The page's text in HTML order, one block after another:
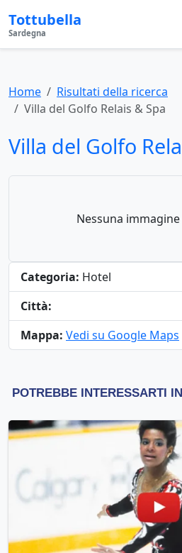
Tottubella
Sardegna
Home
Risultati della ricerca
Villa del Golfo Relais & Spa
Villa del Golfo
Nessuna
Categoria: Hotel
Città:
Mappa: Vedi su Google Maps